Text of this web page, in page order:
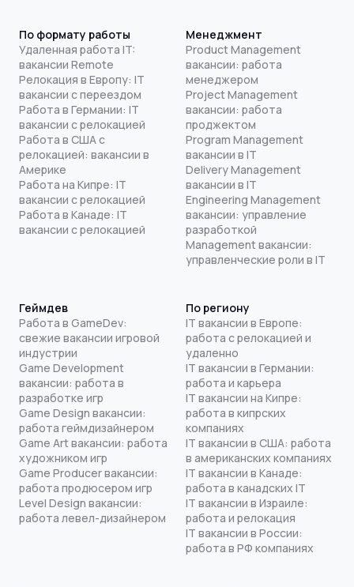
По формату работы
Удаленная работа IT:
вакансии Remote
Релокация в Европу: IT
вакансии с переездом
Работа в Германии: IT
вакансии с релокацией
Работа в США с
релокацией: вакансии в
Америке
Работа на Кипре: IT
вакансии с релокацией
Работа в Канаде: IT
вакансии с релокацией
Менеджмент
Product Management
вакансии: работа
менеджером
Project Management
вакансии: работа
проджектом
Program Management
вакансии в IT
Delivery Management
вакансии в IT
Engineering Management
вакансии: управление
разработкой
Management вакансии:
управленческие роли в IT
Геймдев
Работа в GameDev:
свежие вакансии игровой
индустрии
Game Development
вакансии: работа в
разработке игр
Game Design вакансии:
работа геймдизайнером
Game Art вакансии: работа
художником игр
Game Producer вакансии:
работа продюсером игр
Level Design вакансии:
работа левел-дизайнером
По региону
IT вакансии в Европе:
работа с релокацией и
удаленно
IT вакансии в Германии:
работа и карьера
IT вакансии на Кипре:
работа в кипрских
компаниях
IT вакансии в США: работа
в американских компаниях
IT вакансии в Канаде:
работа в канадских IT
IT вакансии в Израиле:
работа и релокация
IT вакансии в России:
работа в РФ компаниях